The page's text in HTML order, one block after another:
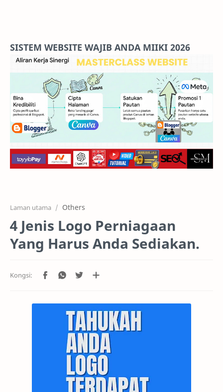
Features
Pricing
Services
RTL Mode
SISTEM WEBSITE WAJIB ANDA MIIKI 2026
Laman utama Others
4 Jenis Logo Perniagaan
Yang Harus Anda Sediakan.